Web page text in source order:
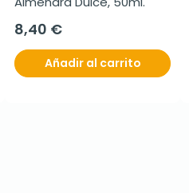
8,40 €
Añadir al carrito